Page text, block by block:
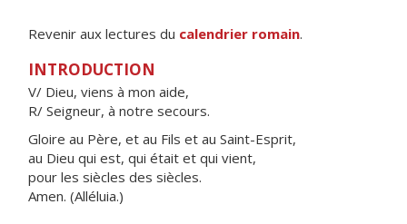
Revenir aux lectures du calendrier romain.
INTRODUCTION
V/ Dieu, viens à mon aide,
R/ Seigneur, à notre secours.
Gloire au Père, et au Fils et au Saint-Esprit,
au Dieu qui est, qui était et qui vient,
pour les siècles des siècles.
Amen. (Alléluia.)